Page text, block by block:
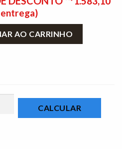
AO CARRINHO